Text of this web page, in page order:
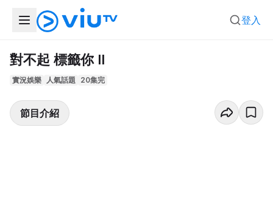
登入
對不起 標籤你 II
實況娛樂 人氣話題 20集完
節目介紹